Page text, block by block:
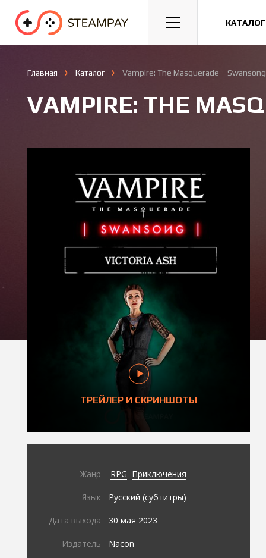
Спорт Гонки Казуальные
Главная Каталог Vampire: The Masquerade –
VAMPIRE: THE
ТРЕЙЛЕР И СКРИНШОТЫ
Жанр RPG Приключения
Язык Русский (субтитры)
Дата выхода 30 мая 2023
Издатель Nacon